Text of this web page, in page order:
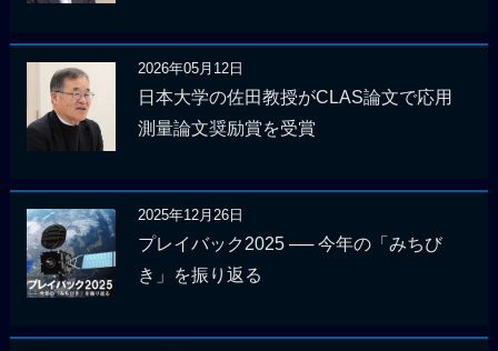
2026年05月12日
日本大学の佐田教授がCLAS論文で応用
測量論文奨励賞を受賞
2025年12月26日
プレイバック2025 ── 今年の「みちび
き」を振り返る